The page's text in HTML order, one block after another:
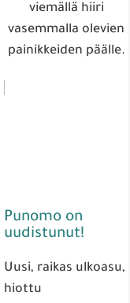
viemällä hiiri
vasemmalla olevien
painikkeiden päälle.
Punomo on
uudistunut!
Uusi, raikas ulkoasu,
hiottu